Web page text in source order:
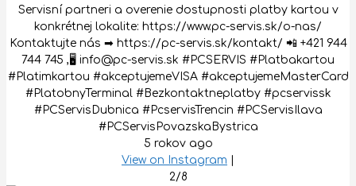
Servisní partneri a overenie dostupnosti platby kartou v
konkrétnej lokalite: https://www.pc-servis.sk/o-nas/
Kontaktujte nás ➡ https://pc-servis.sk/kontakt/ 📲 +421 944
744 745 ,🖥 info@pc-servis.sk #PCSERVIS #Platbakartou
#Platimkartou #akceptujemeVISA #akceptujemeMasterCard
#PlatobnyTerminal #Bezkontaktneplatby #pcservissk
#PCServisDubnica #PcservisTrencin #PCServisIlava
#PCServisPovazskaBystrica
5 rokov ago
View on Instagram |
2/8